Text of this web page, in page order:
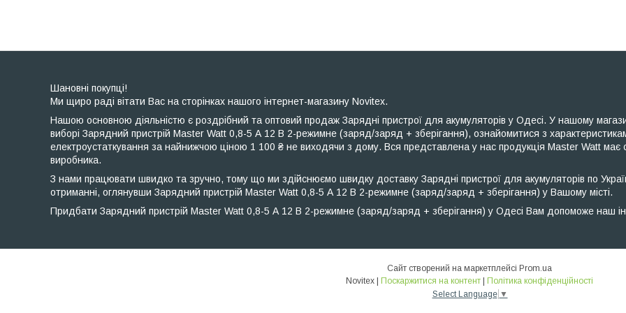
Шановні покупці!
Ми щиро раді вітати Вас на сторінках нашого інтернет-магазину Novitex.
Нашою основною діяльністю є роздрібний та оптовий продаж Зарядні пристрої для акумуляторів у Одесі. У нашому
виборі Зарядний пристрій Master Watt 0,8-5 А 12 В 2-режимне (заряд/заряд + зберігання), ознайомитися з
електроустаткування за найнижчою ціною 1 100 ₴ не виходячи з дому. Вся представлена ​​у нас продукція Master Watt має
виробника.
З нами працювати швидко та зручно, тому що ми здійснюємо швидку доставку Зарядні пристрої для акумуляторів по
отриманні, оглянувши Зарядний пристрій Master Watt 0,8-5 А 12 В 2-режимне (заряд/заряд + зберігання) у Вашому місті.
Придбати Зарядний пристрій Master Watt 0,8-5 А 12 В 2-режимне (заряд/заряд + зберігання) у Одесі Вам допоможе наш
Сайт створений на маркетплейсі Prom.ua
Поскаржитися на контент
Політика конфіденційності
Select Language ▼